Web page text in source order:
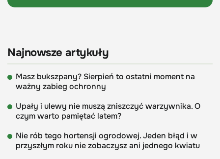
Najnowsze artykuły
Masz bukszpany? Sierpień to ostatni moment na
ważny zabieg ochronny
Upały i ulewy nie muszą zniszczyć warzywnika. O
czym warto pamiętać latem?
Nie rób tego hortensji ogrodowej. Jeden błąd i w
przyszłym roku nie zobaczysz ani jednego kwiatu